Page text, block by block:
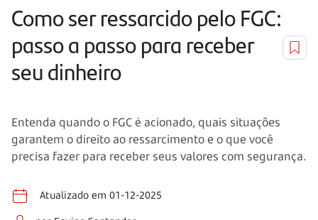
Como ser ressarcido pelo FGC:
passo a passo para receber
seu dinheiro
Entenda quando o FGC é acionado, quais situações
garantem o direito ao ressarcimento e o que você
precisa fazer para receber seus valores com segurança.
Atualizado em 01-12-2025